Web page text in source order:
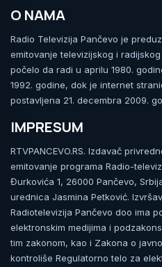
O NAMA
Radio Televizija Pančevo je
emitovanje televizijskog i
počelo da radi u aprilu 1980.
1992. godine, dok je internet
postavljena 21. decembra 2009.
IMPRESUM
RTVPANCEVO.RS. Izdavač
emitovanje programa Radio-
Đurkovića 1, 26000 Pančevo,
urednica Jasmina Petković.
Radiotelevizija Pančevo doo ima
elektronskim medijima i
tim zakonom, kao i Zakona o
kontroliše Regulatorno telo za